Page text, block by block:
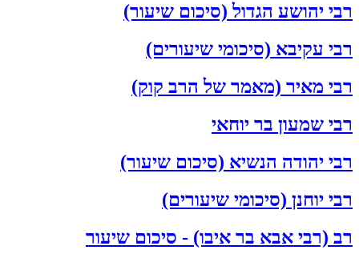
רבי יהושע הגדול (סיכום שיעור)
רבי עקיבא (סיכומי שיעורים)
רבי מאיר (מאמר של הרב קוק)
רבי שמעון בר יוחאי
רבי יהודה הנשיא (סיכום שיעור)
רבי יוחנן (סיכומי שיעורים)
רב (רבי אבא בר איבו) - סיכום שיעור